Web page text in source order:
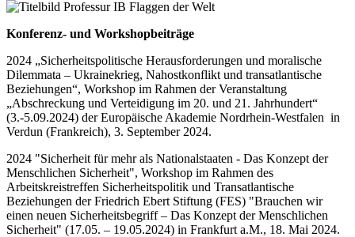
Konferenz- und Workshopbeiträge
2024 „Sicherheitspolitische Herausforderungen und moralische
Dilemmata – Ukrainekrieg, Nahostkonflikt und transatlantische
Beziehungen“, Workshop im Rahmen der Veranstaltung
„Abschreckung und Verteidigung im 20. und 21. Jahrhundert“
(3.-5.09.2024) der Europäische Akademie Nordrhein-Westfalen in
Verdun (Frankreich), 3. September 2024.
2024 "Sicherheit für mehr als Nationalstaaten - Das Konzept der
Menschlichen Sicherheit", Workshop im Rahmen des
Arbeitskreistreffen Sicherheitspolitik und Transatlantische
Beziehungen der Friedrich Ebert Stiftung (FES) "Brauchen wir
einen neuen Sicherheitsbegriff – Das Konzept der Menschlichen
Sicherheit" (17.05. – 19.05.2024) in Frankfurt a.M., 18. Mai 2024.